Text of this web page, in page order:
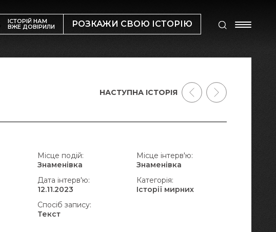
ІСТОРІЙ НАМ
ВЖЕ ДОВІРИЛИ РОЗКАЖИ СВОЮ ІСТОРІЮ
Місце подій:
Знаменівка
Місце інтерв'ю:
Знаменівка
Дата інтерв'ю:
12.11.2023
Категорія:
Історії мирних
Спосіб запису:
Текст
НАСТУПНА ІСТОРІЯ